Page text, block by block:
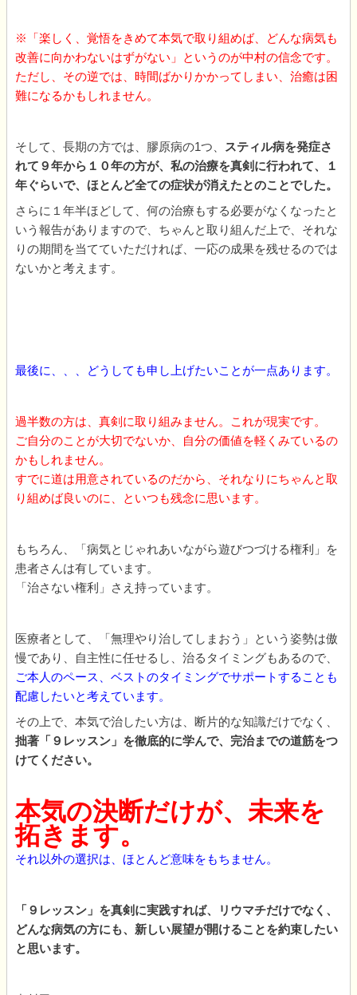
※「楽しく、覚悟をきめて本気で取り組めば、どんな病気も
改善に向かわないはずがない」というのが中村の信念です。
ただし、その逆では、時間ばかりかかってしまい、治癒は困
難になるかもしれません。
そして、長期の方では、膠原病の1つ、
スティル病を発症さ
れて９年から１０年の方が、私の治療を真剣に行われて、１
年ぐらいで、ほとんど全ての症状が消えたとのことでした。
さらに１年半ほどして、何の治療もする必要がなくなったと
いう報告がありますので、ちゃんと取り組んだ上で、それな
りの期間を当てていただければ、一応の成果を残せるのでは
ないかと考えます。
最後に、、、どうしても申し上げたいことが一点あります。
過半数の方は、真剣に取り組みません。これが現実です。
ご自分のことが大切でないか、自分の価値を軽くみているの
かもしれません。
すでに道は用意されているのだから、それなりにちゃんと取
り組めば良いのに、といつも残念に思います。
もちろん、「病気とじゃれあいながら遊びつづける権利」を
患者さんは有しています。
「治さない権利」さえ持っています。
医療者として、「無理やり治してしまおう」という姿勢は傲
慢であり、自主性に任せるし、治るタイミングもあるので、
ご本人のペース、ベストのタイミングでサポートすることも
配慮したいと考えています。
その上で、本気で治したい方は、断片的な知識だけでなく、
拙著「９レッスン」を徹底的に学んで、完治までの道筋をつ
けてください。
本気の決断だけが、未来を
拓きます。
それ以外の選択は、ほとんど意味をもちません。
「９レッスン」を真剣に実践すれば、リウマチだけでなく、
どんな病気の方にも、新しい展望が開けることを約束したい
と思います。